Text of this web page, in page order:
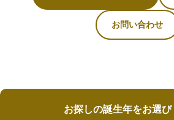
お問い合わせ
お探しの誕生年をお選